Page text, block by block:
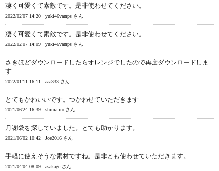
凄く可愛くて素敵です。是非使わせてください。
2022/02/07 14:20 yuki46vamps さん
凄く可愛くて素敵です。是非使わせてください。
2022/02/07 14:09 yuki46vamps さん
さきほどダウンロードしたらオレンジでしたので再度ダウンロードしま
す
2022/01/11 16:11 aaa333 さん
とてもかわいいです。つかわせていただきます
2021/06/24 16:39 shimajiro さん
月謝袋を探していました。とても助かります。
2021/06/02 10:42 Joe2016 さん
手軽に使えそうな素材ですね。是非とも使わせていただきます。
2021/04/04 08:09 asakage さん